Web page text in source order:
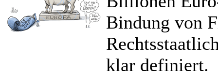
Bindung von
klar definiert.